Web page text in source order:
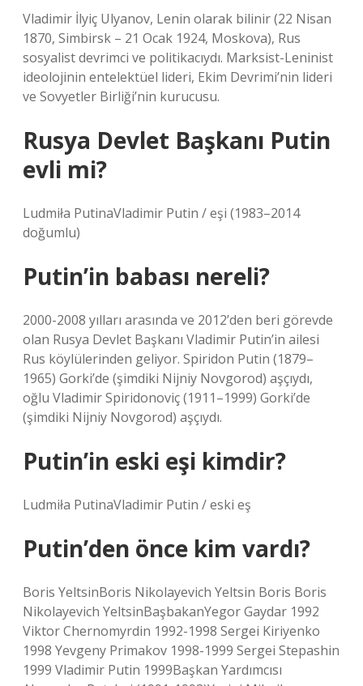
Vladimir İlyiç Ulyanov, Lenin olarak bilinir (22 Nisan
1870, Simbirsk – 21 Ocak 1924, Moskova), Rus
sosyalist devrimci ve politikacıydı. Marksist-Leninist
ideolojinin entelektüel lideri, Ekim Devrimi’nin lideri
ve Sovyetler Birliği’nin kurucusu.
Rusya Devlet Başkanı Putin
evli mi?
Ludmiła PutinaVladimir Putin / eşi (1983–2014
doğumlu)
Putin’in babası nereli?
2000-2008 yılları arasında ve 2012’den beri görevde
olan Rusya Devlet Başkanı Vladimir Putin’in ailesi
Rus köylülerinden geliyor. Spiridon Putin (1879–
1965) Gorki’de (şimdiki Nijniy Novgorod) aşçıydı,
oğlu Vladimir Spiridonoviç (1911–1999) Gorki’de
(şimdiki Nijniy Novgorod) aşçıydı.
Putin’in eski eşi kimdir?
Ludmiła PutinaVladimir Putin / eski eş
Putin’den önce kim vardı?
Boris YeltsinBoris Nikolayevich Yeltsin Boris Boris
Nikolayevich YeltsinBaşbakanYegor Gaydar 1992
Viktor Chernomyrdin 1992-1998 Sergei Kiriyenko
1998 Yevgeny Primakov 1998-1999 Sergei Stepashin
1999 Vladimir Putin 1999Başkan Yardımcısı